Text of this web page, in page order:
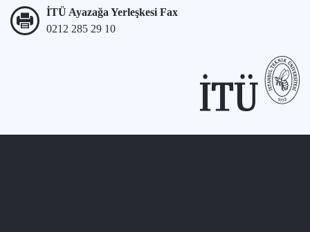
İTÜ Ayazağa Yerleşkesi Fax
0212 285 29 10